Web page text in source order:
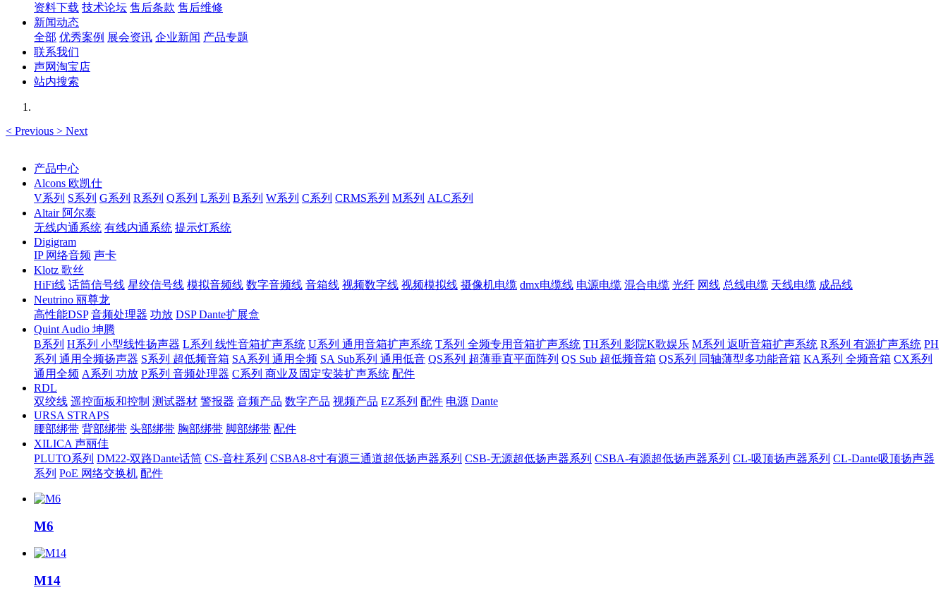
资料下载 技术论坛 售后条款 售后维修
新闻动态
全部 优秀案例 展会资讯 企业新闻 产品专题
联系我们
声网淘宝店
站内搜索
< Previous > Next
产品中心
Alcons 欧凯仕
V系列 S系列 G系列 R系列 Q系列 L系列 B系列 W系列 C系列 CRMS系列 M系列 ALC系列
Altair 阿尔泰
无线内通系统 有线内通系统 提示灯系统
Digigram
IP 网络音频 声卡
Klotz 歌丝
HiFi线 话筒信号线 星绞信号线 模拟音频线 数字音频线 音箱线 视频数字线 视频模拟线 摄像机电缆 dmx电缆线 电源电缆 混合电缆 光纤 网线 总线电缆 天线电缆 成品线
Neutrino 丽尊龙
高性能DSP 音频处理器 功放 DSP Dante扩展盒
Quint Audio 坤腾
B系列 H系列 小型线性扬声器 L系列 线性音箱扩声系统 U系列 通用音箱扩声系统 T系列 全频专用音箱扩声系统 TH系列 影院K歌娱乐 M系列 返听音箱扩声系统 R系列 有源扩声系统 PH
系列 通用全频扬声器 S系列 超低频音箱 SA系列 通用全频 SA Sub系列 通用低音 QS系列 超薄垂直平面阵列 QS Sub 超低频音箱 QS系列 同轴薄型多功能音箱 KA系列 全频音箱 CX系列
通用全频 A系列 功放 P系列 音频处理器 C系列 商业及固定安装扩声系统 配件
RDL
双绞线 遥控面板和控制 测试器材 警报器 音频产品 数字产品 视频产品 EZ系列 配件 电源 Dante
URSA STRAPS
腰部绑带 背部绑带 头部绑带 胸部绑带 脚部绑带 配件
XILICA 声丽佳
PLUTO系列 DM22-双路Dante话筒 CS-音柱系列 CSBA8-8寸有源三通道超低扬声器系列 CSB-无源超低扬声器系列 CSBA-有源超低扬声器系列 CL-吸顶扬声器系列 CL-Dante吸顶扬声器
系列 PoE 网络交换机 配件
M6
M14